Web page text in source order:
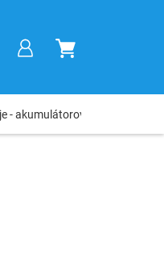
NÁKUPNÝ
- akumulátorové, elektro,